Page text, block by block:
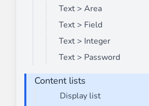
Text > Area
Text > Field
Text > Integer
Text > Password
Content lists
Display list